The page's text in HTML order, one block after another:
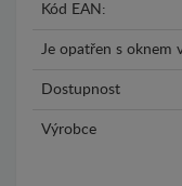
Kód EAN:
Je opatřen s oknem
Dostupnost
Výrobce